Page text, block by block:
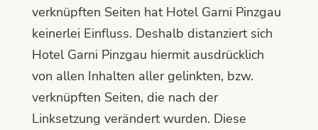
verknüpften Seiten hat Hotel Garni Pinzgau
keinerlei Einfluss. Deshalb distanziert sich
Hotel Garni Pinzgau hiermit ausdrücklich
von allen Inhalten aller gelinkten, bzw.
verknüpften Seiten, die nach der
Linksetzung verändert wurden. Diese